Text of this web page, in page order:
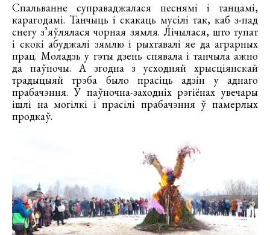
Спальванне суправаджалася песнямі і танцамі,
карагодамі. Танчыць і скакаць мусілі так, каб з-пад
снегу з’яўлялася чорная зямля. Лічылася, што тупат
і скокі абуджалі зямлю і рыхтавалі яе да аграрных
прац. Моладзь у гэты дзень спявала і танчыла ажно
да паўночы. А згодна з усходняй хрысціянскай
традыцыяй трэба было прасіць адзін у аднаго
прабачэння. У паўночна-заходніх рэгіёнах увечары
ішлі на могілкі і прасілі прабачэння ў памерлых
продкаў.